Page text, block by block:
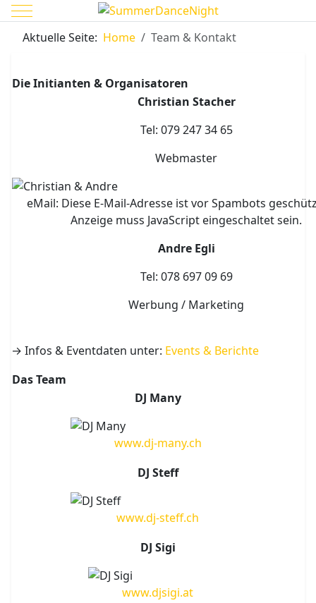
Mobile Menu Toggle
Aktuelle Seite: Home Team & Kontakt
Die Initianten & Organisatoren
Christian Stacher
Tel: 079 247 34 65
Webmaster
eMail: Diese E-Mail-Adresse ist vor Spambots
Anzeige muss JavaScript eingeschaltet sein.
Andre Egli
Tel: 078 697 09 69
Werbung / Marketing
→ Infos & Eventdaten unter: Events & Berichte
Das Team
DJ Many
www.dj-many.ch
DJ Steff
www.dj-steff.ch
DJ Sigi
www.djsigi.at